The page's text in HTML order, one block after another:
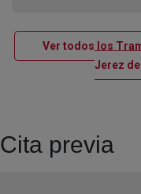
Ver todos los
Jerez de
Cita previa